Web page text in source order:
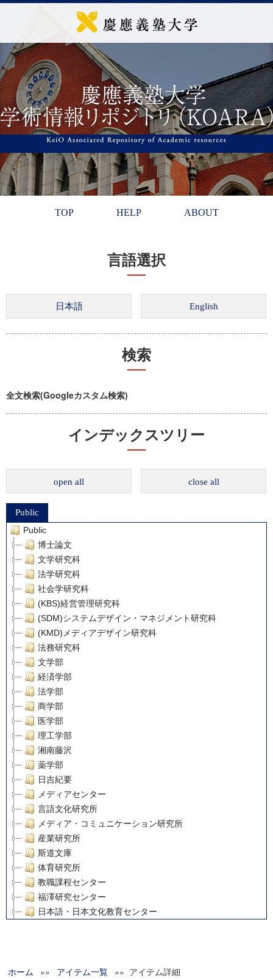
TOP HELP ABOUT
言語選択
検索
全文検索(Googleカスタム検索)
インデックスツリー
open all close all
Public
Public
博士論文
文学研究科
法学研究科
社会学研究科
(KBS)経営管理研究科
(SDM)システムデザイン・マネジメント研究科
(KMD)メディアデザイン研究科
法務研究科
文学部
経済学部
法学部
商学部
医学部
理工学部
湘南藤沢
薬学部
日吉紀要
メディアセンター
言語文化研究所
メディア・コミュニケーション研究所
産業研究所
斯道文庫
体育研究所
教職課程センター
福澤研究センター
日本語・日本文化教育センター
グローバルリサーチインスティテュート
ホーム »» アイテム一覧 »» アイテム詳細